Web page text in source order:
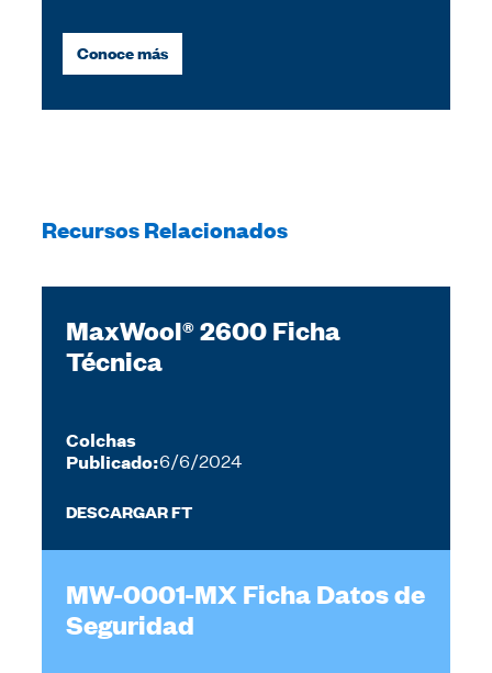
Conoce más
Recursos Relacionados
MaxWool® 2600 Ficha
Técnica
Colchas
Publicado:6/6/2024
DESCARGAR FT
MW-0001-MX Ficha Datos de
Seguridad